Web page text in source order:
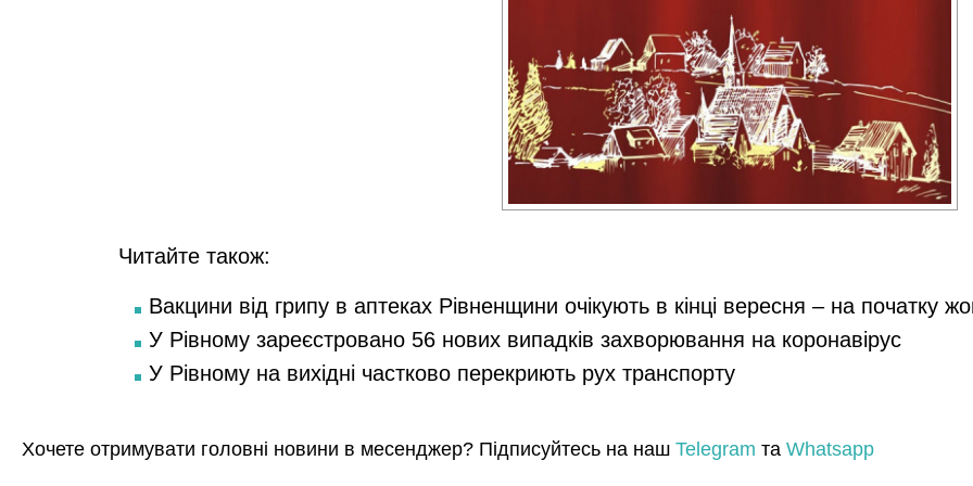
Читайте також:
Вакцини від грипу в аптеках Рівненщини очікують в кінці вересня – на початку
У Рівному зареєстровано 56 нових випадків захворювання на коронавірус
У Рівному на вихідні частково перекриють рух транспорту
Хочете отримувати головні новини в месенджер? Підписуйтесь на наш Telegram та Whatsapp